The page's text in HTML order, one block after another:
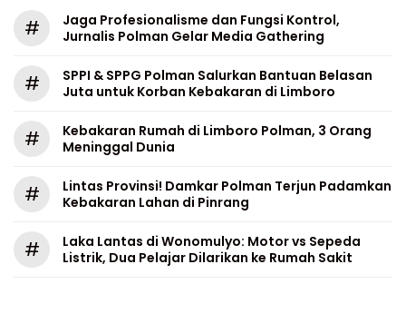
#
Jaga Profesionalisme dan Fungsi Kontrol,
Jurnalis Polman Gelar Media Gathering
#
SPPI & SPPG Polman Salurkan Bantuan Belasan
Juta untuk Korban Kebakaran di Limboro
#
Kebakaran Rumah di Limboro Polman, 3 Orang
Meninggal Dunia
#
Lintas Provinsi! Damkar Polman Terjun Padamkan
Kebakaran Lahan di Pinrang
#
Laka Lantas di Wonomulyo: Motor vs Sepeda
Listrik, Dua Pelajar Dilarikan ke Rumah Sakit